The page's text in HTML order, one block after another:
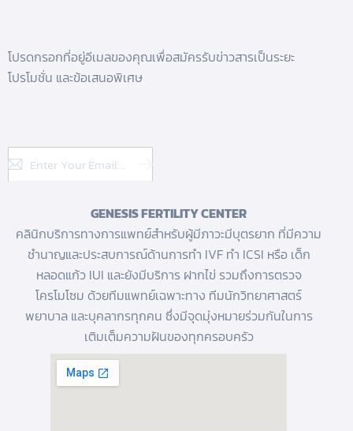
โปรดกรอกที่อยู่อีเมลของคุณเพื่อสมัครรับข่าวสารเป็นระยะ
โปรโมชั่น และข้อเสนอพิเศษ
Subscribe
GENESIS FERTILITY CENTER
คลินิกบริการทางการแพทย์สำหรับผู้มีภาวะมีบุตรยาก ที่มีความ
ชำนาญและประสบการณ์ด้านการทํา IVF ทำ ICSI หรือ เด็ก
หลอดแก้วIUI และยังมีบริการ ฝากไข่ รวมถึงการตรวจ
โครโมโซม ด้วยทีมแพทย์เฉพาะทาง ทีมนักวิทยาศาสตร์
พยาบาล และบุคลากรทุกคน ซึ่งมีจุดมุ่งหมายร่วมกันในการ
เติมเต็มความฝันของทุกครอบครัว